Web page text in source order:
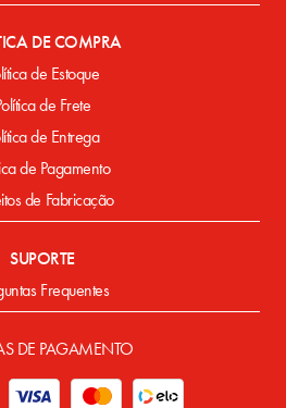
DE COMPRA
de Estoque
de Frete
de Entrega
de Pagamento
de Fabricação
SUPORTE
Frequentes
DE PAGAMENTO